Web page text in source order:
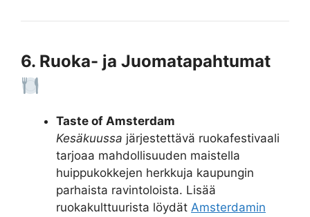
6. Ruoka- ja Juomatapahtumat
Taste of Amsterdam
Kesäkuussa järjestettävä ruokafestivaali
tarjoaa mahdollisuuden maistella
huippukokkejen herkkuja kaupungin
parhaista ravintoloista. Lisää
ruokakulttuurista löydät Amsterdamin